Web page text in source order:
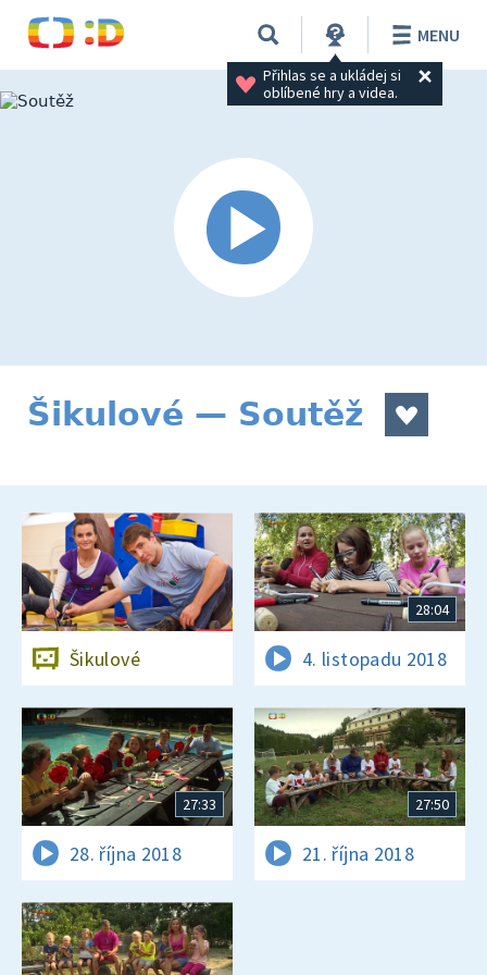
Přihlas se a ukládej si
oblíbené hry a videa.
MENU
Šikulové — Soutěž
Šikulové
28:04
4. listopadu 2018
27:33
28. října 2018
27:50
21. října 2018